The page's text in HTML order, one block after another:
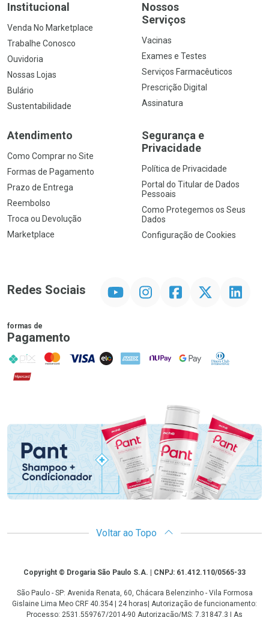
Institucional
Venda No Marketplace
Trabalhe Conosco
Ouvidoria
Nossas Lojas
Bulário
Sustentabilidade
Nossos
Serviços
Vacinas
Exames e Testes
Serviços Farmacêuticos
Prescrição Digital
Assinatura
Atendimento
Como Comprar no Site
Formas de Pagamento
Prazo de Entrega
Reembolso
Troca ou Devolução
Marketplace
Segurança e
Privacidade
Política de Privacidade
Portal do Titular de Dados
Pessoais
Como Protegemos os Seus
Dados
Configuração de Cookies
Redes Sociais InstagramFacebookTwitter Linkedin
formas de
Pagamento
PIX MasterCard
VISA ELO AMEX NuPay Google PayDiners Club
Hipercard
Voltar ao Topo
CopyrightCopyright © Drogaria São Paulo S.A. | CNPJ: 61.412.110/0565-33
São Paulo - SP: Avenida Renata, 60, Chácara Belenzinho - Vila Formosa
Gislaine Lima Meo CRF 40.354 | 24 horas| Autorização de funcionamento:
Processo: 2531.559767/2014-90 Autorização/MS: 7.31847.3 | As